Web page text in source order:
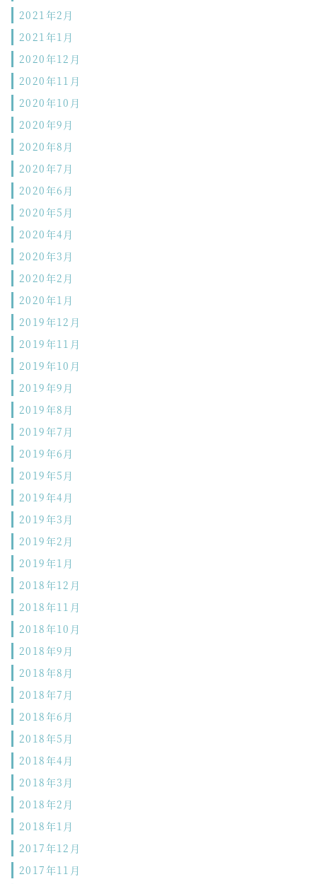
2021年2月
2021年1月
2020年12月
2020年11月
2020年10月
2020年9月
2020年8月
2020年7月
2020年6月
2020年5月
2020年4月
2020年3月
2020年2月
2020年1月
2019年12月
2019年11月
2019年10月
2019年9月
2019年8月
2019年7月
2019年6月
2019年5月
2019年4月
2019年3月
2019年2月
2019年1月
2018年12月
2018年11月
2018年10月
2018年9月
2018年8月
2018年7月
2018年6月
2018年5月
2018年4月
2018年3月
2018年2月
2018年1月
2017年12月
2017年11月